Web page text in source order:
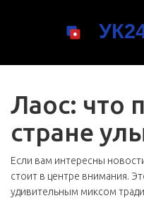
Лаос: что
стране
Если вам интересны
стоит в центре внимания.
удивительным миксом